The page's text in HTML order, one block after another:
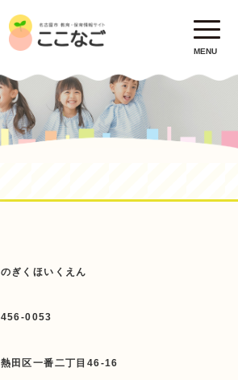
MENU
のぎくほいくえん
456-0053
熱田区一番二丁目46-16